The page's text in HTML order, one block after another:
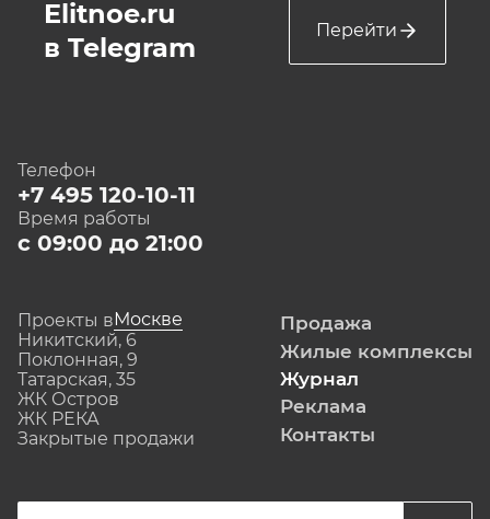
Elitnoe.ru
в Telegram
Перейти
Телефон
+7 495 120-10-11
Время работы
с 09:00 до 21:00
Проекты вМоскве
Никитский, 6
Поклонная, 9
Татарская, 35
ЖК Остров
ЖК РЕКА
Закрытые продажи
Продажа
Жилые комплексы
Журнал
Реклама
Контакты